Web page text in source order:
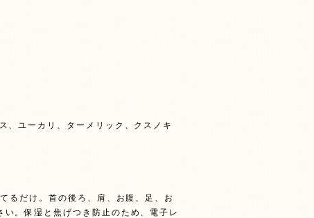
ーカリ、ターメリック、クスノキ
るだけ。首の後ろ、肩、お腹、足、お
。保湿と焦げつき防止のため、電子レ